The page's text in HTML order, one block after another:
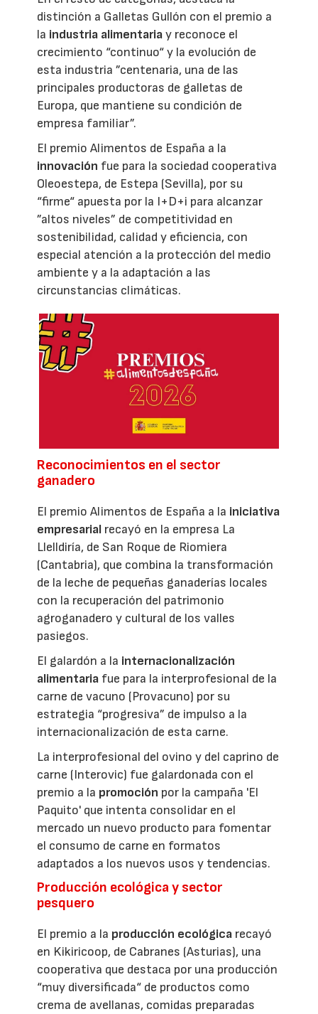
distinción a Galletas Gullón con el premio a
la industria alimentariay reconoce el
crecimiento “continuo“ y la evolución de
esta industria ”centenaria, una de las
principales productoras de galletas de
Europa, que mantiene su condición de
empresa familiar”.
El premio Alimentos de España a la
innovación fue para la sociedad cooperativa
Oleoestepa, de Estepa (Sevilla), por su
“firme“ apuesta por la I+D+i para alcanzar
”altos niveles” de competitividad en
sostenibilidad, calidad y eficiencia, con
especial atención a la protección del medio
ambiente y a la adaptación a las
circunstancias climáticas.
Reconocimientos en el sector
ganadero
El premio Alimentos de España a la iniciativa
empresarial recayó en la empresa La
Llelldiría, de San Roque de Riomiera
(Cantabria), que combina la transformación
de la leche de pequeñas ganaderías locales
con la recuperación del patrimonio
agroganadero y cultural de los valles
pasiegos.
El galardón a la internacionalización
alimentaria fue para la interprofesional de la
carne de vacuno (Provacuno) por su
estrategia “progresiva” de impulso a la
internacionalización de esta carne.
La interprofesional del ovino y del caprino de
carne (Interovic) fue galardonada con el
premio a la promoción por la campaña 'El
Paquito' que intenta consolidar en el
mercado un nuevo producto para fomentar
el consumo de carne en formatos
adaptados a los nuevos usos y tendencias.
Producción ecológica y sector
pesquero
El premio a la producción ecológica recayó
en Kikiricoop, de Cabranes (Asturias), una
cooperativa que destaca por una producción
“muy diversificada“ de productos como
crema de avellanas, comidas preparadas